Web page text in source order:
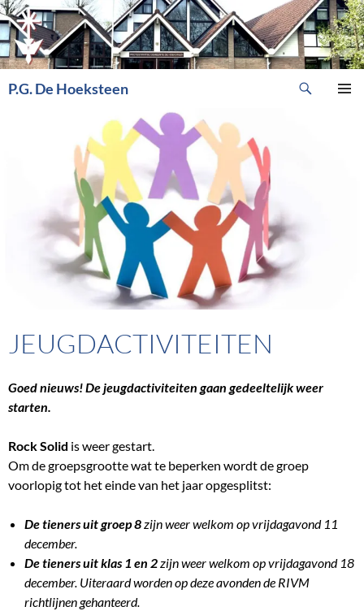
Ga
naar
de
inhoud
P.G. De Hoeksteen
JEUGDACTIVITEITEN
Goed nieuws! De jeugdactiviteiten gaan gedeeltelijk weer
starten.
Rock Solid is weer gestart.
Om de groepsgrootte wat te beperken wordt de groep
voorlopig tot het einde van het jaar opgesplitst:
De tieners uit groep 8zijn weer welkom op vrijdagavond 11
december.
De tieners uit klas 1 en 2zijn weer welkom op vrijdagavond 18
december. Uiteraard worden op deze avonden de RIVM
richtlijnen gehanteerd.